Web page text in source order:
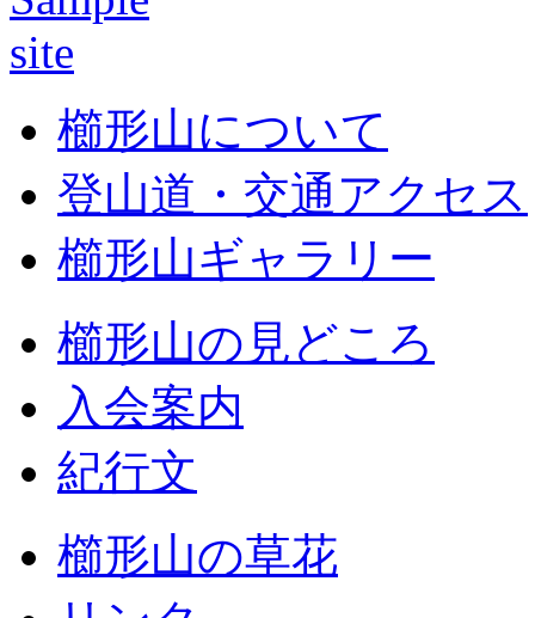
櫛形山について
登山道・交通アクセス
櫛形山ギャラリー
櫛形山の見どころ
入会案内
紀行文
櫛形山の草花